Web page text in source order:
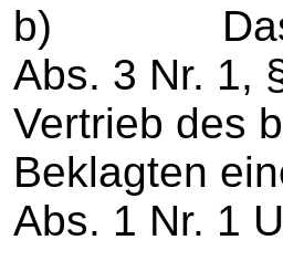
b) Dass
Abs. 3 Nr. 1,
Vertrieb des
Beklagten
Abs. 1 Nr. 1